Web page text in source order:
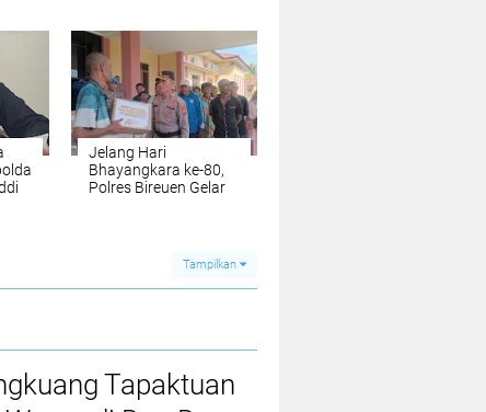
Anak
Jelang Hari
Bhayangkara ke-80,
Polres Bireuen Gelar
Tampilkan
Tapaktuan